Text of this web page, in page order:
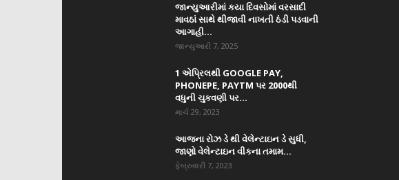
જાન્યુઆરીમાં કયા દિવસોમાં વરસાદી
માવઠાં સાથે થીજાવી નાખતી ઠંડી પડવાની
આગાહી...
જાન્યુઆરી 7, 2025
1 એપ્રિલથી GOOGLE PAY,
PHONEPE, PAYTM પર 2000થી
વધુની ચુકવણી પર...
માર્ચ 29, 2023
આજના રોઝ ડે થી વેલેન્ટાઇન ડે સુધી,
જાણો વેલેન્ટાઇન વીકના તમામ...
ફેબ્રુવારી 7, 2023